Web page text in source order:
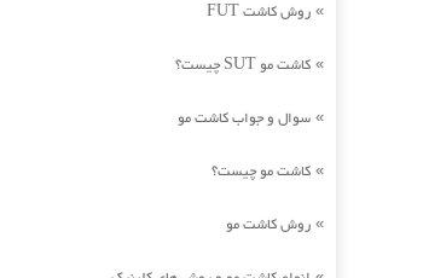
» روش کاشت FUT
» کاشت مو SUT چیست؟
» سوال و جواب کاشت مو
» کاشت مو چیست؟
» روش کاشت مو